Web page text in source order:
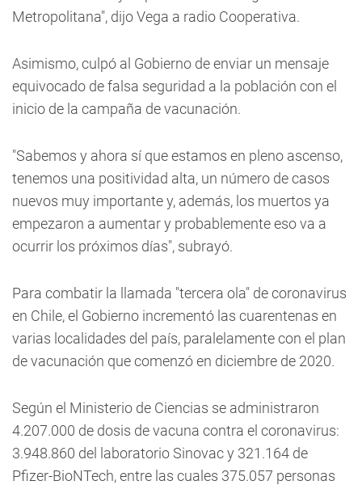
Metropolitana", dijo Vega a radio Cooperativa.
Asimismo, culpó al Gobierno de enviar un mensaje
equivocado de falsa seguridad a la población con el
inicio de la campaña de vacunación.
"Sabemos y ahora sí que estamos en pleno ascenso,
tenemos una positividad alta, un número de casos
nuevos muy importante y, además, los muertos ya
empezaron a aumentar y probablemente eso va a
ocurrir los próximos días", subrayó.
Para combatir la llamada "tercera ola" de coronavirus
en Chile, el Gobierno incrementó las cuarentenas en
varias localidades del país, paralelamente con el plan
de vacunación que comenzó en diciembre de 2020.
Según el Ministerio de Ciencias se administraron
4.207.000 de dosis de vacuna contra el coronavirus:
3.948.860 del laboratorio Sinovac y 321.164 de
Pfizer-BioNTech, entre las cuales 375.057 personas